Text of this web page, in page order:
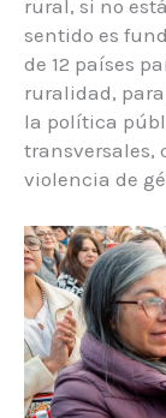
rural, si no
sentido es
de 12 países
ruralidad,
la política
transversales,
violencia de